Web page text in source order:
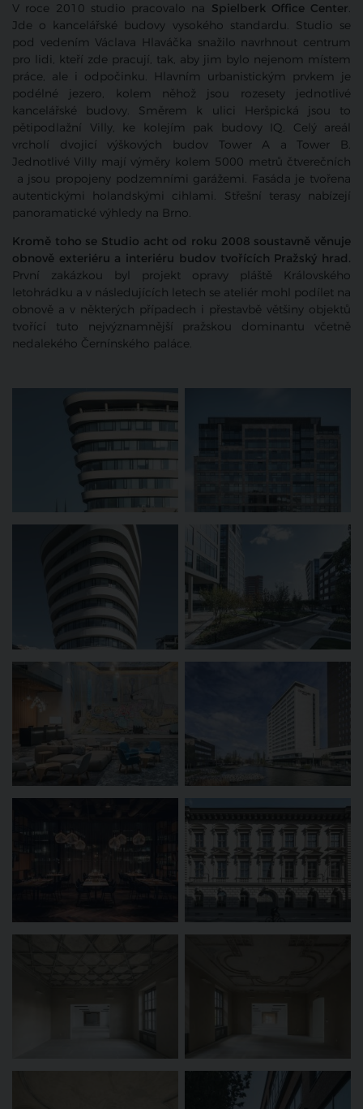
V roce 2010 studio pracovalo na Spielberk Office Center.
Jde o kancelářské budovy vysokého standardu. Studio se
pod vedením Václava Hlaváčka snažilo navrhnout centrum
pro lidi, kteří zde pracují, tak, aby jim bylo nejenom místem
práce, ale i odpočinku. Hlavním urbanistickým prvkem je
podélné jezero, kolem něhož jsou rozesety jednotlivé
kancelářské budovy. Směrem k ulici Heršpická jsou to
pětipodlažní Villy, ke kolejím pak budovy IQ. Celý areál
vrcholí dvojicí výškových budov Tower A a Tower B.
Jednotlivé Villy mají výměry kolem 5000 metrů čtverečních
a jsou propojeny podzemními garážemi. Fasáda je tvořena
autentickými holandskými cihlami. Střešní terasy nabízejí
panoramatické výhledy na Brno.
Kromě toho se Studio acht od roku 2008 soustavně věnuje
obnově exteriéru a interiéru budov tvořících Pražský hrad.
První zakázkou byl projekt opravy pláště Královského
letohrádku a v následujících letech se ateliér mohl podílet na
obnově a v některých případech i přestavbě většiny objektů
tvořící tuto nejvýznamnější pražskou dominantu včetně
nedalekého Černínského paláce.